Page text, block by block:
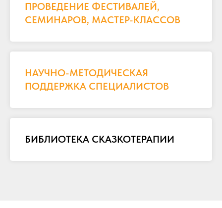
ПРОВЕДЕНИЕ ФЕСТИВАЛЕЙ,
СЕМИНАРОВ, МАСТЕР-КЛАССОВ
НАУЧНО-МЕТОДИЧЕСКАЯ
ПОДДЕРЖКА СПЕЦИАЛИСТОВ
БИБЛИОТЕКА СКАЗКОТЕРАПИИ